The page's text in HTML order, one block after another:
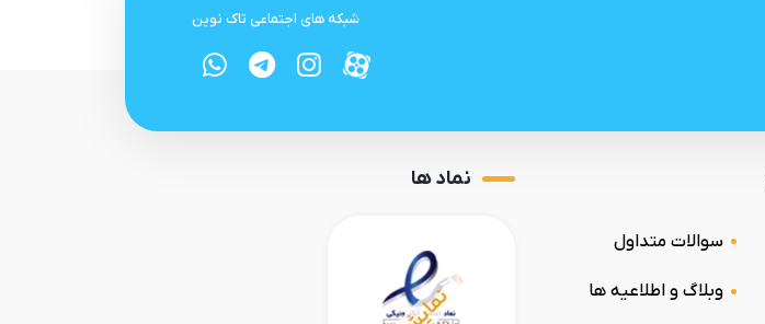
شبکه های اجتماعی تاک نوین
سوالات متداول
وبلاگ و اطلاعیه ها
نماد ها